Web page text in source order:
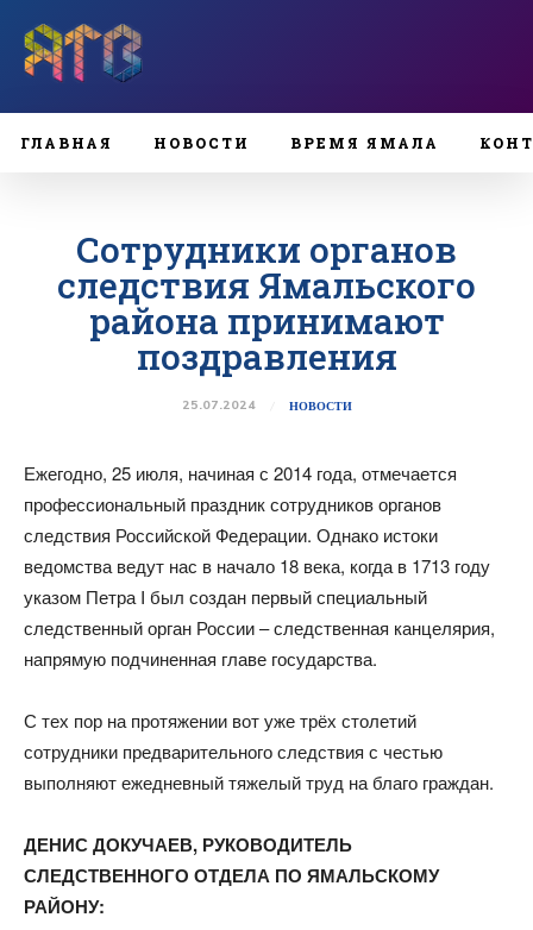
ГЛАВНАЯ НОВОСТИ ВРЕМЯ ЯМАЛА
Сотрудники органов
следствия Ямальского
района принимают
поздравления
25.07.2024 НОВОСТИ
Ежегодно, 25 июля, начиная с 2014 года, отмечается
профессиональный праздник сотрудников органов
следствия Российской Федерации. Однако истоки
ведомства ведут нас в начало 18 века, когда в 1713 году
указом Петра I был создан первый специальный
следственный орган России – следственная канцелярия,
напрямую подчиненная главе государства.
С тех пор на протяжении вот уже трёх столетий
сотрудники предварительного следствия с честью
выполняют ежедневный тяжелый труд на благо граждан.
ДЕНИС ДОКУЧАЕВ, РУКОВОДИТЕЛЬ
СЛЕДСТВЕННОГО ОТДЕЛА ПО ЯМАЛЬСКОМУ
РАЙОНУ: